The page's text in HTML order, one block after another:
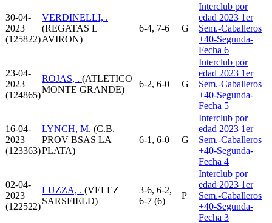
30-04-
2023
(125822)
VERDINELLI, .
(REGATAS L
AVIRON)
6-4, 7-6 G
Interclub por
edad 2023 1er
Sem.-Caballeros
+40-Segunda-
Fecha 6
23-04-
2023
(124865)
ROJAS, . (ATLETICO
MONTE GRANDE)
6-2, 6-0 G
Interclub por
edad 2023 1er
Sem.-Caballeros
+40-Segunda-
Fecha 5
16-04-
2023
(123363)
LYNCH, M. (C.B.
PROV BSAS LA
PLATA)
6-1, 6-0 G
Interclub por
edad 2023 1er
Sem.-Caballeros
+40-Segunda-
Fecha 4
02-04-
2023
(122522)
LUZZA, . (VELEZ
SARSFIELD)
3-6, 6-2,
6-7 (6)
P
Interclub por
edad 2023 1er
Sem.-Caballeros
+40-Segunda-
Fecha 3